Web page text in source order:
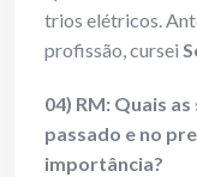
trios elétricos.
profissão, cursei
04) RM: Quais
passado e no
importância?